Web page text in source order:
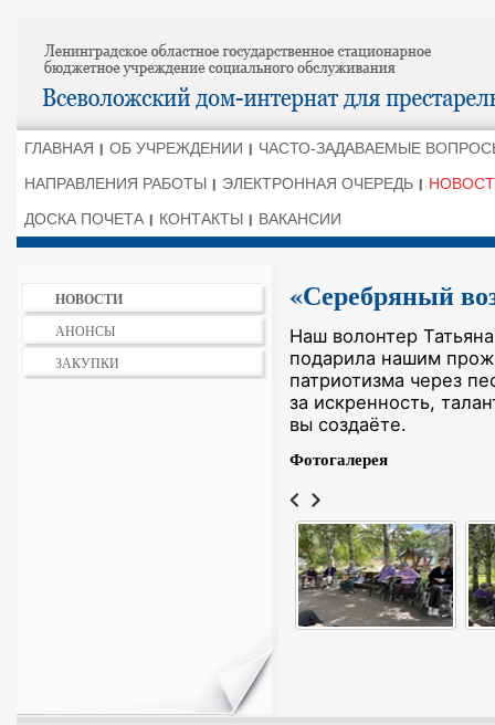
ГЛАВНАЯ ОБ УЧРЕЖДЕНИИ
ЧАСТО-ЗАДАВАЕМЫЕ
НАПРАВЛЕНИЯ РАБОТЫ
ЭЛЕКТРОННАЯ ОЧЕРЕДЬ
ДОСКА ПОЧЕТА
КОНТАКТЫ ВАКАНСИИ
НОВОСТИ
АНОНСЫ
ЗАКУПКИ
«Серебряный
Наш волонтер
подарила нашим
патриотизма через
за искренность,
вы создаёте.
Фотогалерея